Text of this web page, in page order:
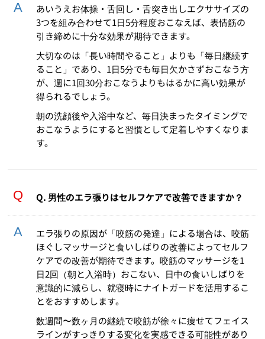
あいうえお体操・舌回し・舌突き出しエクササイズの
3つを組み合わせて1日5分程度おこなえば、表情筋の
引き締めに十分な効果が期待できます。
大切なのは「長い時間やること」よりも「毎日継続す
ること」であり、1日5分でも毎日欠かさずおこなう方
が、週に1回30分おこなうよりもはるかに高い効果が
得られるでしょう。
朝の洗顔後や入浴中など、毎日決まったタイミングで
おこなうようにすると習慣として定着しやすくなりま
す。
Q. 男性のエラ張りはセルフケアで改善できますか？
エラ張りの原因が「咬筋の発達」による場合は、咬筋
ほぐしマッサージと食いしばりの改善によってセルフ
ケアでの改善が期待できます。咬筋のマッサージを1
日2回（朝と入浴時）おこない、日中の食いしばりを
意識的に減らし、就寝時にナイトガードを活用するこ
とをおすすめします。
数週間〜数ヶ月の継続で咬筋が徐々に痩せてフェイス
ラインがすっきりする変化を実感できる可能性があり